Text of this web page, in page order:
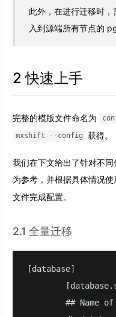
此外，在进行迁移时
入到源端所有节点的
2 快速上手
完整的模版文件命名为
mxshift --config 获得。
我们在下文给出了针对不
为参考，并根据具体情况使
文件完成配置。
2.1 全量迁移
[database]
## Name of